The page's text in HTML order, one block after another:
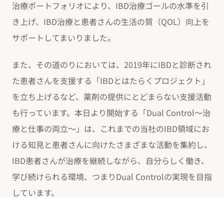
治療ポートフォリオにより、IBD治療ゴールの水準を引
き上げ、IBD治療と患者さんの生活の質（QOL）向上を
サポートしてまいりました。
また、その道のりにおいては、2019年にIBDと診断され
た患者さんを支援する「IBDとはたらくプロジェクト」
を立ち上げるなど、薬剤の提供にとどまらない支援活動
も行っています。本日より開始する「Dual Control～治
療と仕事の両立～」は、これまでの当社のIBD領域にお
ける知見と患者さんに向けたさまざまな活動を集約し、
IBD患者さんが治療を継続しながら、自分らしく働き、
学び続けられる環境、つまりDual Controlの実現を目指
しています。